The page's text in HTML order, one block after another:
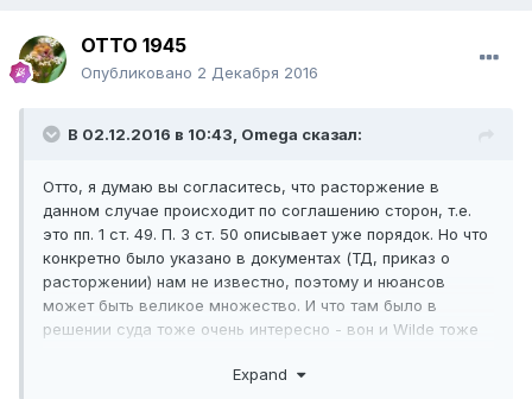
ОТТО 1945
Опубликовано 2 Декабря 2016
В 02.12.2016 в 10:43, Omega сказал:
Отто, я думаю вы согласитесь, что расторжение в
данном случае происходит по соглашению сторон, т.е.
это пп. 1 ст. 49. П. 3 ст. 50 описывает уже порядок. Но что
конкретно было указано в документах (ТД, приказ о
расторжении) нам не известно, поэтому и нюансов
может быть великое множество. И что там было в
решении суда тоже очень интересно - вон и Wilde тоже
Expand